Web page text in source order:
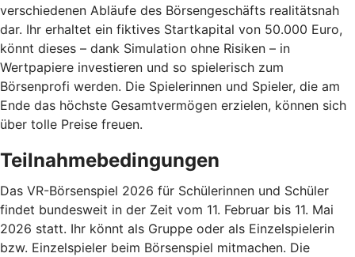
verschiedenen Abläufe des Börsengeschäfts realitätsnah
dar. Ihr erhaltet ein fiktives Startkapital von 50.000 Euro,
könnt dieses – dank Simulation ohne Risiken – in
Wertpapiere investieren und so spielerisch zum
Börsenprofi werden. Die Spielerinnen und Spieler, die am
Ende das höchste Gesamtvermögen erzielen, können sich
über tolle Preise freuen.
Teilnahmebedingungen
Das VR-Börsenspiel 2026 für Schülerinnen und Schüler
findet bundesweit in der Zeit vom 11. Februar bis 11. Mai
2026 statt. Ihr könnt als Gruppe oder als Einzelspielerin
bzw. Einzelspieler beim Börsenspiel mitmachen. Die